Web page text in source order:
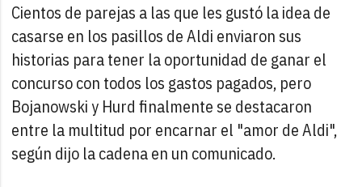
Cientos de parejas a las que les gustó la idea de
casarse en los pasillos de Aldi enviaron sus
historias para tener la oportunidad de ganar el
concurso con todos los gastos pagados, pero
Bojanowski y Hurd finalmente se destacaron
entre la multitud por encarnar el "amor de Aldi",
según dijo la cadena en un comunicado.